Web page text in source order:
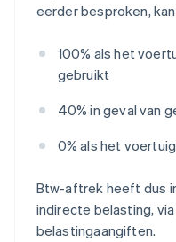
eerder besproken,
100% als het
gebruikt
40% in geval van
0% als het
Btw-aftrek heeft dus
indirecte belasting,
belastingaangiften.